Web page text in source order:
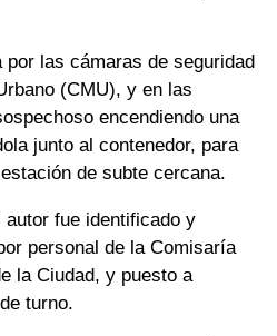
por las cámaras de seguridad
(CMU), y en las
encendiendo una
junto al contenedor, para
de subte cercana.
fue identificado y
personal de la Comisaría
la Ciudad, y puesto a
turno.